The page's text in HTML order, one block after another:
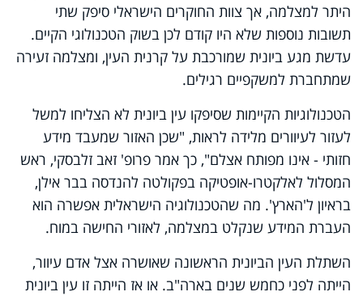
היתר למצלמה, אך צוות החוקרים הישראלי סיפק שתי
תשובות נוספות שלא היו קודם לכן בשוק הטכנולוגי הקיים.
עדשת מגע ביונית שמורכבת על קרנית העין, ומצלמה זעירה
שמתחברת למשקפיים רגילים.
הטכנולוגיות הקיימות שסיפקו עין ביונית לא הצליחו למשל
לעזור לעיוורים מלידה לראות, "שכן האזור שמעבד מידע
חזותי - אינו מפותח אצלם", כך אמר פרופ' זאב זלבסקי, ראש
המסלול לאלקטרו-אופטיקה בפקולטה להנדסה בבר אילן,
בראיון ל'הארץ'. מה שהטכנולוגיה הישראלית אפשרה הוא
העברת המידע שנקלט במצלמה, לאזורי החישה במוח.
השתלת העין הביונית הראשונה שאושרה אצל אדם עיוור,
הייתה לפני כחמש שנים בארה"ב. או אז הייתה זו עין ביונית